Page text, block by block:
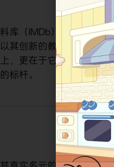
库（IMDb）的数据，《
其创新的教育框架、真
，更在于它成功地将社
标杆。